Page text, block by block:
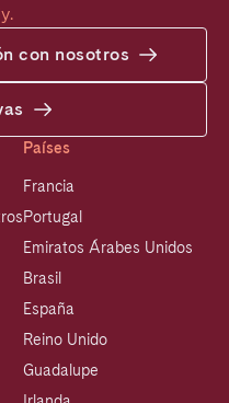
con nosotros
Países
Francia
Portugal
Emiratos Árabes Unidos
Brasil
España
Reino Unido
Guadalupe